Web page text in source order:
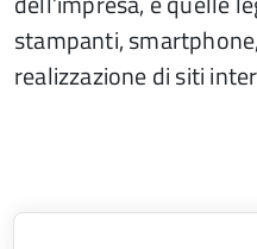
stampanti,
realizzazione di siti